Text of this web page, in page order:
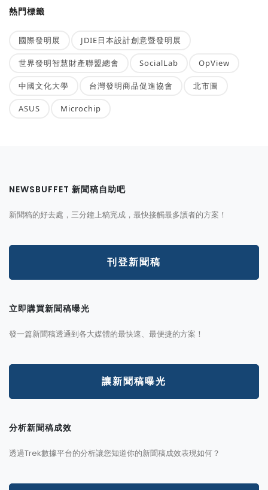
熱門標籤
國際發明展 JDIE日本設計創意暨發明展
世界發明智慧財產聯盟總會 SocialLab OpView
中國文化大學 台灣發明商品促進協會 北市圖
ASUS Microchip
NEWSBUFFET 新聞稿自助吧
新聞稿的好去處，三分鐘上稿完成，最快接觸最多讀者的方案！
刊登新聞稿
立即購買新聞稿曝光
發一篇新聞稿透通到各大媒體的最快速、最便捷的方案！
讓新聞稿曝光
分析新聞稿成效
透過Trek數據平台的分析讓您知道你的新聞稿成效表現如何？